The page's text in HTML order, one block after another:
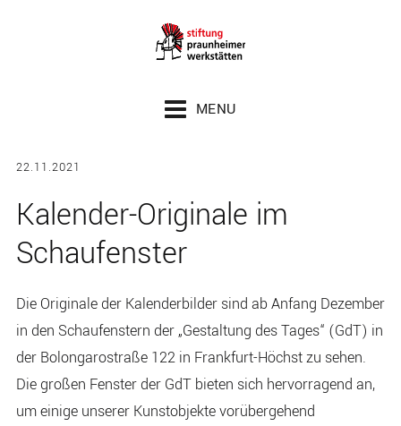
MENU
22.11.2021
Kalender-Originale im
Schaufenster
Die Originale der Kalenderbilder sind ab Anfang Dezember
in den Schaufenstern der „Gestaltung des Tages“ (GdT) in
der Bolongarostraße 122 in Frankfurt-Höchst zu sehen.
Die großen Fenster der GdT bieten sich hervorragend an,
um einige unserer Kunstobjekte vorübergehend